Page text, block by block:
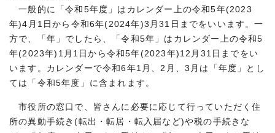
一般的に「令和5年度」はカレンダー上の令和5年(2023
年)4月1日から令和6年(2024年)3月31日までをいいます。一
方で、「年」でしたら、「令和5年」はカレンダー上の令和5
年(2023年)1月1日から令和5年(2023年)12月31日までをい
います。カレンダーで令和6年1月、2月、3月は「年度」とし
ては「令和5年度」に含まれます。
市役所の窓口で、皆さんに必要に応じて行っていただく住
所の異動手続き(転出・転居・転入届など)や税の手続きな